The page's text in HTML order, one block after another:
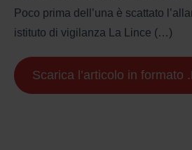
Poco prima dell’una è scattato
istituto di vigilanza La Lince (…)
Scarica l’articolo in formato